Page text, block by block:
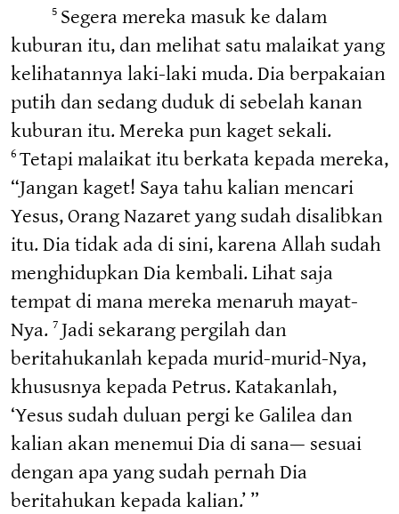
5 Segera mereka masuk ke dalam
kuburan itu, dan melihat satu malaikat yang
kelihatannya laki-laki muda. Dia berpakaian
putih dan sedang duduk di sebelah kanan
kuburan itu. Mereka pun kaget sekali.
6 Tetapi malaikat itu berkata kepada mereka,
“Jangan kaget! Saya tahu kalian mencari
Yesus, Orang Nazaret yang sudah disalibkan
itu. Dia tidak ada di sini, karena Allah sudah
menghidupkan Dia kembali. Lihat saja
tempat di mana mereka menaruh mayat-
Nya. 7 Jadi sekarang pergilah dan
beritahukanlah kepada murid-murid-Nya,
khususnya kepada Petrus. Katakanlah,
‘Yesus sudah duluan pergi ke Galilea dan
kalian akan menemui Dia di sana— sesuai
dengan apa yang sudah pernah Dia
beritahukan kepada kalian.’ ”